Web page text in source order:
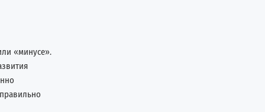
«минусе».